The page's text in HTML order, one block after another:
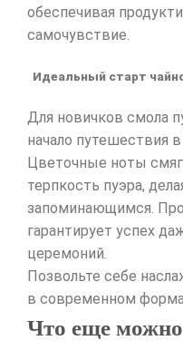
обеспечивая
самочувствие.
Идеальный старт
Для новичков смола
начало путешествия
Цветочные ноты
терпкость пуэра,
запоминающимся.
гарантирует успех
церемоний.
Позвольте себе
в современном
Что еще